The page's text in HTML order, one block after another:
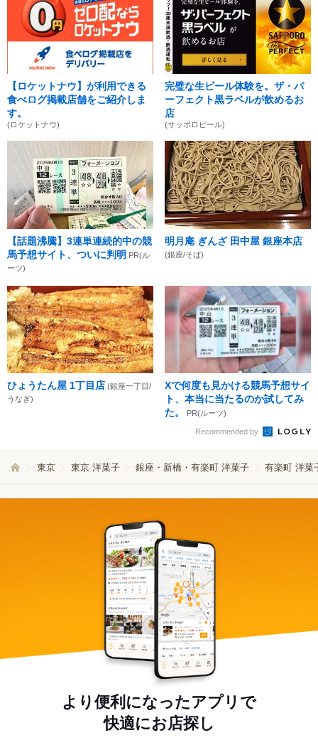
【ロケットナウ】が利用できる
食べログ掲載店舗をご紹介しま
す。
(ロケットナウ)
完璧な生ビール体験を。ザ・パ
ーフェクト黒ラベルが飲めるお
店
(サッポロビール)
【話題沸騰】3連単連続的中の競
馬予想サイト、ついに判明 PR(ル
ーツ)
明月庵 ぎんざ 田中屋 銀座本店
(銀座/そば)
ひょうたん屋 1丁目店 (銀座一丁目/
うなぎ)
Xで何度も見かける競馬予想サイ
ト、本当に当たるのか試してみ
た。
PR(ルーツ)
Recommended by
東京 東京 洋菓子 銀座・新橋・有楽町 洋菓子 有楽町 洋菓
より便利になったアプリで
快適にお店探し